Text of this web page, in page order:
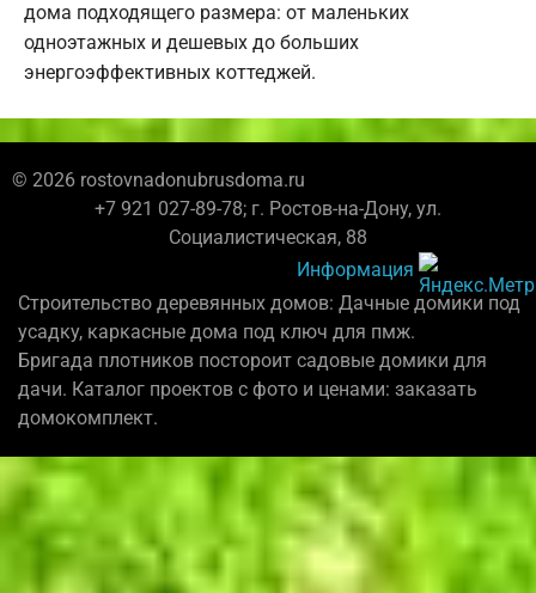
дома подходящего размера: от маленьких
одноэтажных и дешевых до больших
энергоэффективных коттеджей.
© 2026 rostovnadonubrusdoma.ru
+7 921 027-89-78; г. Ростов-на-Дону, ул.
Социалистическая, 88
Информация
Строительство деревянных домов: Дачные домики под
усадку, каркасные дома под ключ для пмж.
Бригада плотников постороит садовые домики для
дачи. Каталог проектов с фото и ценами: заказать
домокомплект.